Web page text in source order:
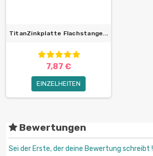
TitanZinkplatte Flachstange...
7,87 €
EINZELHEITEN
Bewertungen
Sei der Erste, der deine Bewertung schreibt !